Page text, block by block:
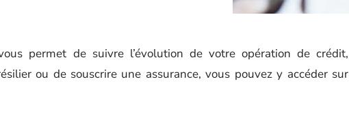
permet de suivre l’évolution de votre opération de crédit,
ou de souscrire une assurance, vous pouvez y accéder sur